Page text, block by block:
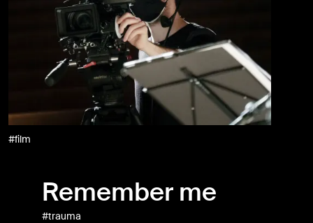
#film
Remember me
#trauma